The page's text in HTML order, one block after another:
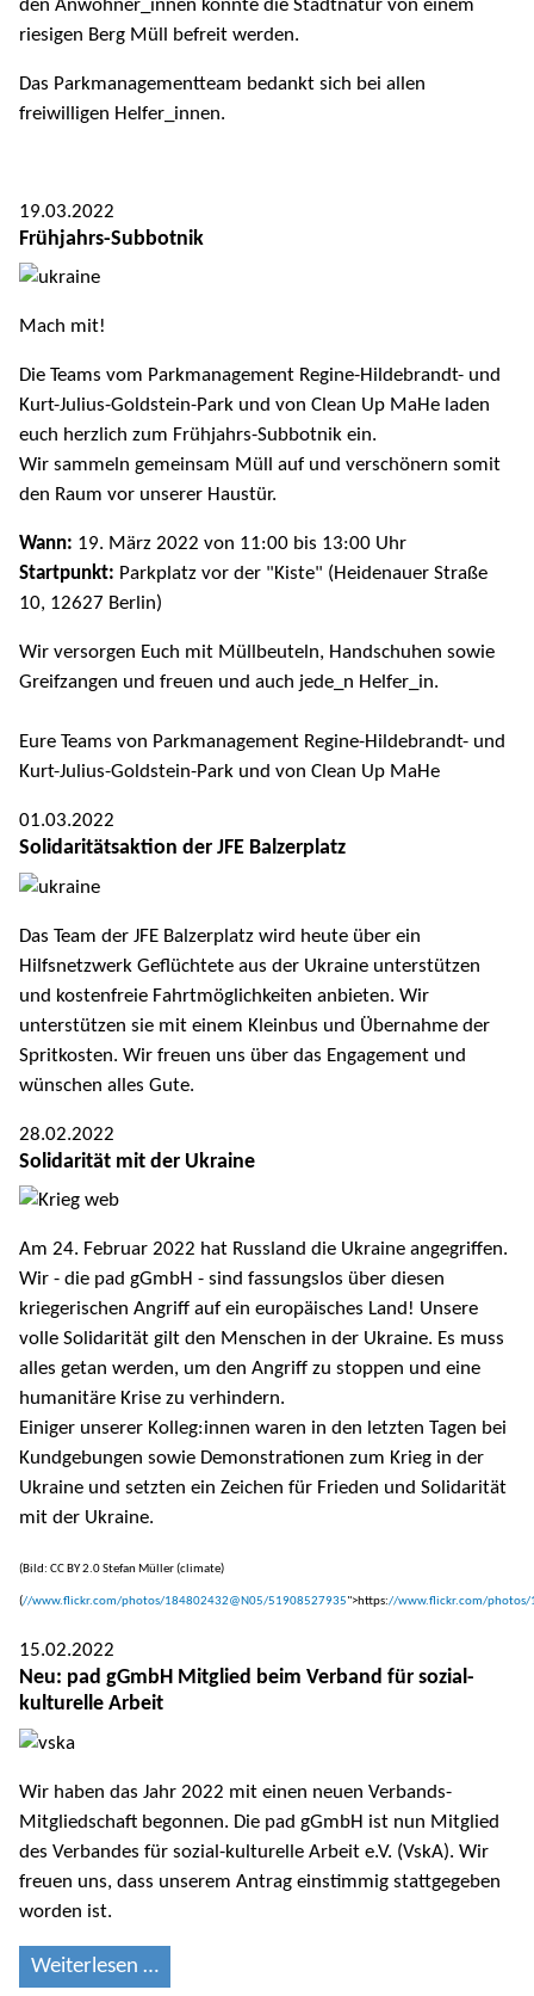
den Anwohner_innen konnte die Stadtnatur von einem
riesigen Berg Müll befreit werden.
Das Parkmanagementteam bedankt sich bei allen
freiwilligen Helfer_innen.
19.03.2022
Frühjahrs-Subbotnik
Mach mit!
Die Teams vom Parkmanagement Regine-Hildebrandt- und
Kurt-Julius-Goldstein-Park und von Clean Up MaHe laden
euch herzlich zum Frühjahrs-Subbotnik ein.
Wir sammeln gemeinsam Müll auf und verschönern somit
den Raum vor unserer Haustür.
Wann: 19. März 2022 von 11:00 bis 13:00 Uhr
Startpunkt: Parkplatz vor der "Kiste" (Heidenauer Straße
10, 12627 Berlin)
Wir versorgen Euch mit Müllbeuteln, Handschuhen sowie
Greifzangen und freuen und auch jede_n Helfer_in.
Eure Teams von Parkmanagement Regine-Hildebrandt- und
Kurt-Julius-Goldstein-Park und von Clean Up MaHe
01.03.2022
Solidaritätsaktion der JFE Balzerplatz
Das Team der JFE Balzerplatz wird heute über ein
Hilfsnetzwerk Geflüchtete aus der Ukraine unterstützen
und kostenfreie Fahrtmöglichkeiten anbieten. Wir
unterstützen sie mit einem Kleinbus und Übernahme der
Spritkosten. Wir freuen uns über das Engagement und
wünschen alles Gute.
28.02.2022
Solidarität mit der Ukraine
Am 24. Februar 2022 hat Russland die Ukraine angegriffen.
Wir - die pad gGmbH - sind fassungslos über diesen
kriegerischen Angriff auf ein europäisches Land! Unsere
volle Solidarität gilt den Menschen in der Ukraine. Es muss
alles getan werden, um den Angriff zu stoppen und eine
humanitäre Krise zu verhindern.
Einiger unserer Kolleg:innen waren in den letzten Tagen bei
Kundgebungen sowie Demonstrationen zum Krieg in der
Ukraine und setzten ein Zeichen für Frieden und Solidarität
mit der Ukraine.
(Bild: CC BY 2.0 Stefan Müller (climate)
(//www.flickr.com/photos/184802432@N05/51908527935">https://www.flickr.com/photos/
15.02.2022
Neu: pad gGmbH Mitglied beim Verband für sozial-
kulturelle Arbeit
Wir haben das Jahr 2022 mit einen neuen Verbands-
Mitgliedschaft begonnen. Die pad gGmbH ist nun Mitglied
des Verbandes für sozial-kulturelle Arbeit e.V. (VskA). Wir
freuen uns, dass unserem Antrag einstimmig stattgegeben
worden ist.
Weiterlesen …